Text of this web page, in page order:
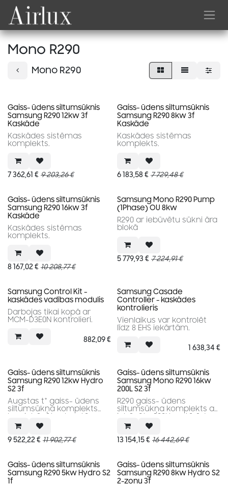
Skip to Content
Mono R290
Mono R290
Gaiss- ūdens siltumsūknis
Samsung R290 12kw 3f
Kaskāde
Kaskādes sistēmas
komplekts.
7 362,61 € 9 203,26€
Gaiss- ūdens siltumsūknis
Samsung R290 8kw 3f
Kaskāde
Kaskādes sistēmas
komplekts.
6 183,58 € 7 729,48€
Gaiss- ūdens siltumsūknis
Samsung R290 16kw 3f
Kaskāde
Kaskādes sistēmas
komplekts.
8 167,02€ 10 208,77€
Samsung Mono R290 Pump
(1Phase) OU 8kw
R290 ar iebūvētu sūkni āra
blokā
5 779,93 € 7 224,91€
Samsung Control Kit -
kaskādes vadības modulis
Darbojas tikai kopā ar
MCM-D3E0N kontrolieri.
882,09€
Samsung Casade
Controller - kaskādes
kontrolieris
Vienlaikus var kontrolēt
līdz 8 EHS iekārtām.
1 638,34 €
Gaiss- ūdens siltumsūknis
Samsung R290 12kw Hydro
S2 3f
Augstas t° gaiss- ūdens
siltumsūkņa komplekts
bez iebūvētas karstā
ūdens tvertnes.
9 522,22€ 11 902,77€
Gaiss- ūdens siltumsūknis
Samsung Mono R290 16kw
200L S2 3f
R290 gaiss- ūdens
siltumsūkņa komplekts ar
iebūvētu 200l karstā ūdens
tvertni
13 154,15€ 16 442,69€
Gaiss- ūdens siltumsūknis
Samsung R290 5kw Hydro S2
1f
Gaiss- ūdens siltumsūknis
Samsung R290 8kw Hydro S2
2-zonu 3f